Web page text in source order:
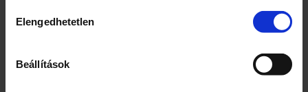
kiválasztása
Elengedhetetlen
Beállítások
g
Kapcsolódó termékek